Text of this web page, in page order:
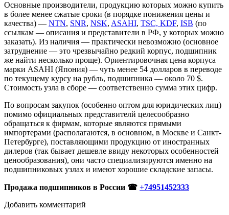
Основные производители, продукцию которых можно купить
в более менее сжатые сроки (в порядке понижения цены и
качества) — NTN, SNR, NSK, ASAHI, TSC, KDF, ISB (по
ссылкам — описания и представители в РФ, у которых можно
заказать). Из наличия — практически невозможно (основное
затруднение — это чрезвычайно редкий корпус, подшипник
же найти несколько проще). Ориентировочная цена корпуса
марки ASAHI (Япония) — чуть менее 54 долларов в переводе
по текущему курсу на рубль, подшипника — около 70 $.
Стоимость узла в сборе — соответственно сумма этих цифр.
По вопросам закупок (особенно оптом для юридических лиц)
помимо официальных представителй целесообразно
обращаться к фирмам, которые являются прямыми
импортерами (располагаются, в основном, в Москве и Санкт-
Петербурге), поставляющими продукцию от иностранных
дилеров (так бывает дешевле ввиду некоторых особенностей
ценообразования), они часто специализируются именно на
подшипниковых узлах и имеют хорошие складские запасы.
Продажа подшипников в России ☎ +74951452333
Добавить комментарий